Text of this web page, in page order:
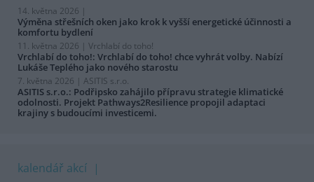
14. května 2026 |
Výměna střešních oken jako krok k vyšší energetické účinnosti a
komfortu bydlení
11. května 2026 | Vrchlabí do toho!
Vrchlabí do toho!: Vrchlabí do toho! chce vyhrát volby. Nabízí
Lukáše Teplého jako nového starostu
7. května 2026 | ASITIS s.r.o.
ASITIS s.r.o.: Podřipsko zahájilo přípravu strategie klimatické
odolnosti. Projekt Pathways2Resilience propojil adaptaci
krajiny s budoucími investicemi.
kalendář akcí